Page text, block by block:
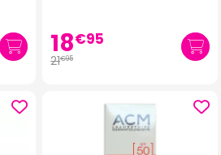
18€95
21€95